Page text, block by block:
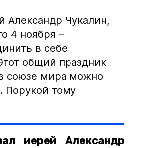
Александр Чукалин,
4 ноября –
в себе
общий праздник
союзе мира можно
Порукой тому
иерей Александр